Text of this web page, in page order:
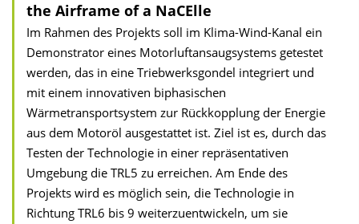
the Airframe of a NaCElle
Im Rahmen des Projekts soll im Klima-Wind-Kanal ein
Demonstrator eines Motorluftansaugsystems getestet
werden, das in eine Triebwerksgondel integriert und
mit einem innovativen biphasischen
Wärmetransportsystem zur Rückkopplung der Energie
aus dem Motoröl ausgestattet ist. Ziel ist es, durch das
Testen der Technologie in einer repräsentativen
Umgebung die TRL5 zu erreichen. Am Ende des
Projekts wird es möglich sein, die Technologie in
Richtung TRL6 bis 9 weiterzuentwickeln, um sie